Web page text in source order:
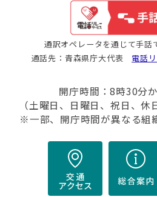
通訳オペレータを通じて手話
通話先：青森県庁大代表 電話
開庁時間：8時30分
（土曜日、日曜日、祝日、休
※一部、開庁時間が異なる組